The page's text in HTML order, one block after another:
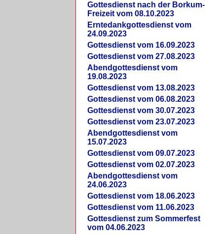
Gottesdienst nach der Borkum-
Freizeit vom 08.10.2023
Erntedankgottesdienst vom
24.09.2023
Gottesdienst vom 16.09.2023
Gottesdienst vom 27.08.2023
Abendgottesdienst vom
19.08.2023
Gottesdienst vom 13.08.2023
Gottesdienst vom 06.08.2023
Gottesdienst vom 30.07.2023
Gottesdienst vom 23.07.2023
Abendgottesdienst vom
15.07.2023
Gottesdienst vom 09.07.2023
Gottesdienst vom 02.07.2023
Abendgottesdienst vom
24.06.2023
Gottesdienst vom 18.06.2023
Gottesdienst vom 11.06.2023
Gottesdienst zum Sommerfest
vom 04.06.2023